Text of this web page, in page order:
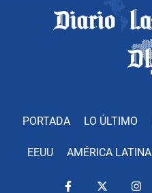
PORTADA LO ÚLTIMO
EEUU AMÉRICA LATINA